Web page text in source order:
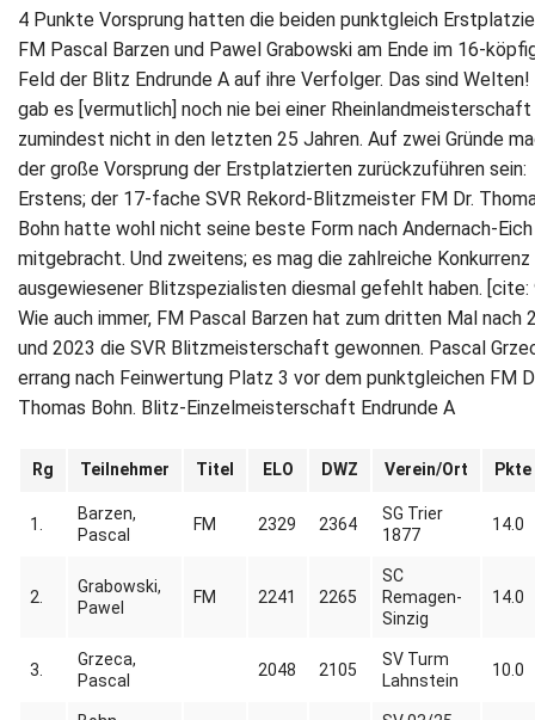
4 Punkte Vorsprung hatten die beiden punktgleich
FM Pascal Barzen und Pawel Grabowski am Ende im 16-
Feld der Blitz Endrunde A auf ihre Verfolger. Das sind Welten!
gab es [vermutlich] noch nie bei einer
zumindest nicht in den letzten 25 Jahren. Auf zwei Gründe
der große Vorsprung der Erstplatzierten zurückzuführen sein:
Erstens; der 17-fache SVR Rekord-Blitzmeister FM Dr.
Bohn hatte wohl nicht seine beste Form nach Andernach-Eich
mitgebracht. Und zweitens; es mag die zahlreiche Konkurrenz
ausgewiesener Blitzspezialisten diesmal gefehlt haben. [cite:
Wie auch immer, FM Pascal Barzen hat zum dritten Mal nach
und 2023 die SVR Blitzmeisterschaft gewonnen. Pascal
errang nach Feinwertung Platz 3 vor dem punktgleichen FM
Thomas Bohn. Blitz-Einzelmeisterschaft Endrunde A
Rg Teilnehmer Titel ELO DWZ Verein/Ort Pkte
1.
Barzen,
Pascal
FM 2329 2364
SG Trier
1877
14.0
2.
Grabowski,
Pawel
FM 2241 2265
SC
Remagen-
Sinzig
14.0
3.
Grzeca,
Pascal
2048 2105
SV Turm
Lahnstein
10.0